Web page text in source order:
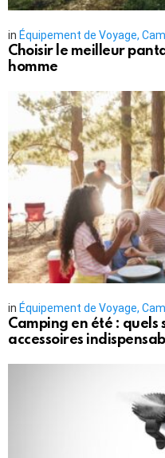
in Équipement de Voyage,
Choisir le meilleur
homme
in Équipement de Voyage,
Camping en été : quels
accessoires